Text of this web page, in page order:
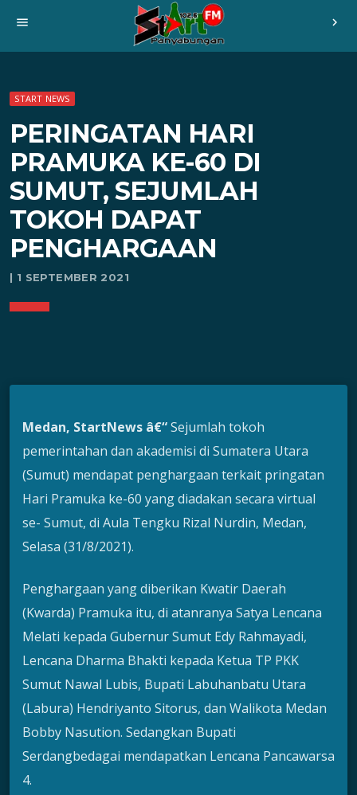
menu chevron_right
START NEWS
PERINGATAN HARI
PRAMUKA KE-60 DI
SUMUT, SEJUMLAH
TOKOH DAPAT
PENGHARGAAN
| 1 SEPTEMBER 2021
Medan, StartNews â€“Sejumlah tokoh
pemerintahan dan akademisi di Sumatera Utara
(Sumut) mendapat penghargaan terkait pringatan
Hari Pramuka ke-60 yang diadakan secara virtual
se- Sumut, di Aula Tengku Rizal Nurdin, Medan,
Selasa (31/8/2021).
Penghargaan yang diberikan Kwatir Daerah
(Kwarda) Pramuka itu, di atanranya Satya Lencana
Melati kepada Gubernur Sumut Edy Rahmayadi,
Lencana Dharma Bhakti kepada Ketua TP PKK
Sumut Nawal Lubis, Bupati Labuhanbatu Utara
(Labura) Hendriyanto Sitorus, dan Walikota Medan
Bobby Nasution. Sedangkan Bupati
Serdangbedagai mendapatkan Lencana Pancawarsa
4.